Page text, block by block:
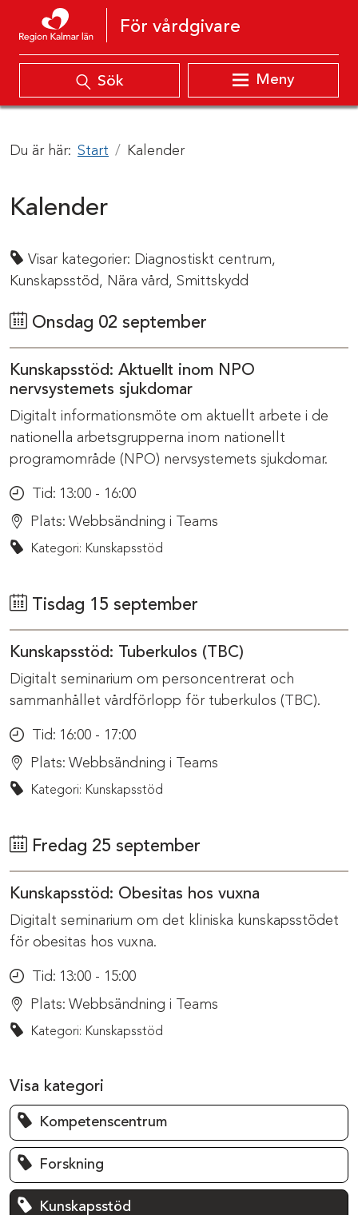
Hoppa till innehåll
För vårdgivare
Sök Meny
Du är här: Start Kalender
Kalender
Visar kategorier: Diagnostiskt centrum,
Kunskapsstöd, Nära vård, Smittskydd
Onsdag 02 september
Kunskapsstöd: Aktuellt inom NPO
nervsystemets sjukdomar
Digitalt informationsmöte om aktuellt arbete i de
nationella arbetsgrupperna inom nationellt
programområde (NPO) nervsystemets sjukdomar.
Tid: 13:00 - 16:00
Plats: Webbsändning i Teams
Kategori: Kunskapsstöd
Tisdag 15 september
Kunskapsstöd: Tuberkulos (TBC)
Digitalt seminarium om personcentrerat och
sammanhållet vårdförlopp för tuberkulos (TBC).
Tid: 16:00 - 17:00
Plats: Webbsändning i Teams
Kategori: Kunskapsstöd
Fredag 25 september
Kunskapsstöd: Obesitas hos vuxna
Digitalt seminarium om det kliniska kunskapsstödet
för obesitas hos vuxna.
Tid: 13:00 - 15:00
Plats: Webbsändning i Teams
Kategori: Kunskapsstöd
Visa kategori
Kompetenscentrum
Forskning
Kunskapsstöd